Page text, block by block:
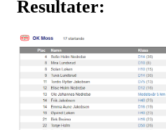
Resultater: